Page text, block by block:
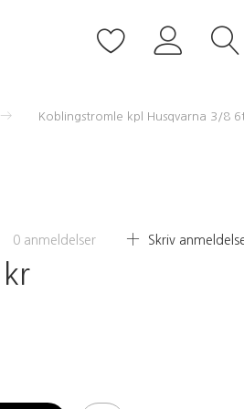
Koblingstromle kpl Husqvarna 3/8
0 anmeldelser Skriv